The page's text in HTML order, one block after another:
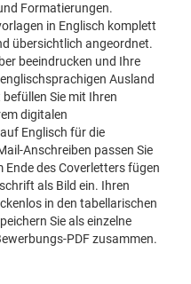
Formatierungen.
in Englisch komplett
übersichtlich angeordnet.
beeindrucken und Ihre
Ausland
Sie mit Ihren
digitalen
Englisch für die
Anschreiben passen Sie
des Coverletters fügen
als Bild ein. Ihren
in den tabellarischen
Sie als einzelne
PDF zusammen.